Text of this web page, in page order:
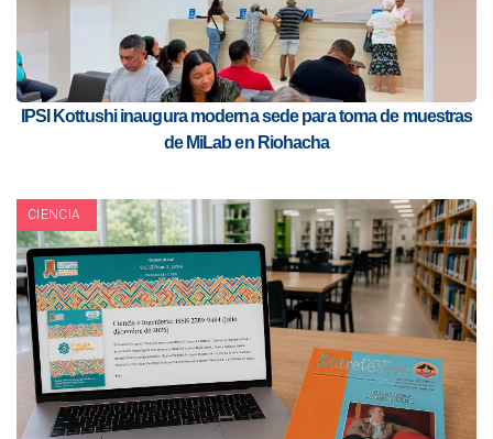
IPSI Kottushi inaugura moderna sede para toma de muestras
de MiLab en Riohacha
CIENCIA